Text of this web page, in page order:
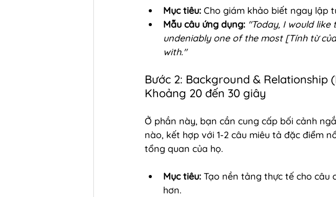
Mục tiêu: Cho giám khảo biết ngay lập
Mẫu câu ứng dụng: "Today, I would
undeniably one of the most [Tính từ
with."
Bước 2: Background & Relationship
Khoảng 20 đến 30 giây
Ở phần này, bạn cần cung cấp bối cảnh
nào, kết hợp với 1-2 câu miêu tả đặc điểm
tổng quan của họ.
Mục tiêu: Tạo nền tảng thực tế cho câu
hơn.